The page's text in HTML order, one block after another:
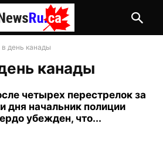
в день канады
канады
четырех перестрелок за
дня начальник полиции
убежден, что...